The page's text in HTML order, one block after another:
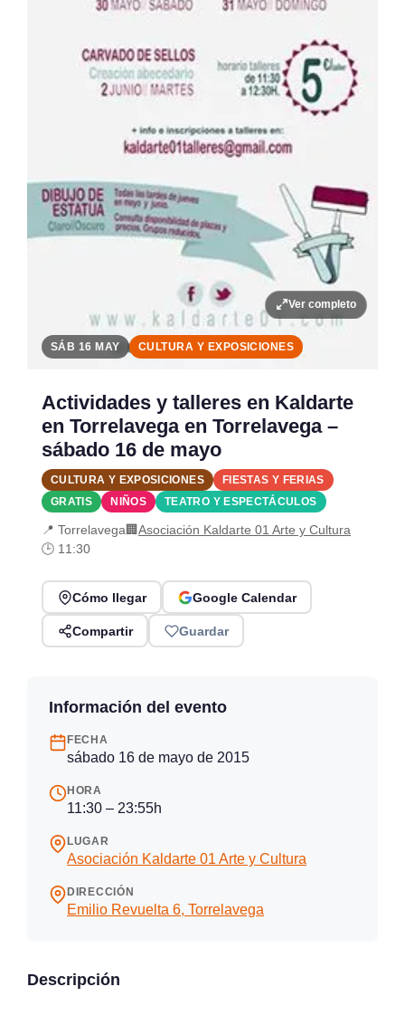
Ver completo
SÁB 16 MAY CULTURA Y EXPOSICIONES
Actividades y talleres en Kaldarte
en Torrelavega en Torrelavega –
sábado 16 de mayo
CULTURA Y EXPOSICIONES
FIESTAS Y FERIAS
GRATIS
NIÑOS TEATRO Y ESPECTÁCULOS
📍 Torrelavega🏢Asociación Kaldarte 01 Arte y Cultura
🕒 11:30
Cómo llegar Google Calendar
Compartir Guardar
Información del evento
FECHA
sábado 16 de mayo de 2015
HORA
11:30 – 23:55h
LUGAR
Asociación Kaldarte 01 Arte y Cultura
DIRECCIÓN
Emilio Revuelta 6, Torrelavega
Descripción